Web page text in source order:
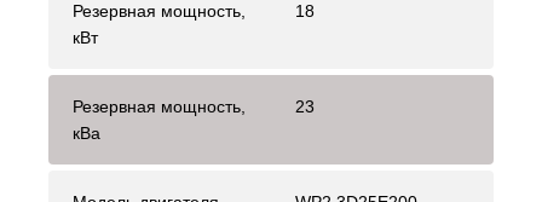
Резервная мощность,
кВт
18
Резервная мощность,
кВа
23